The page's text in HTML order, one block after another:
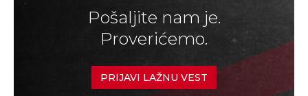
Pošaljite nam je.
Proverićemo.
PRIJAVI LAŽNU VEST